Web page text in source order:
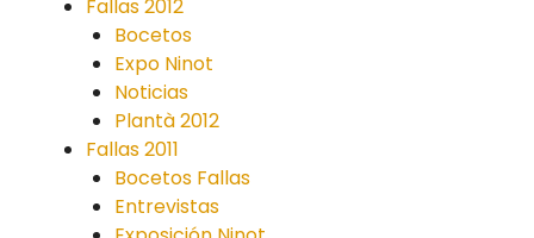
Fallas 2012
Bocetos
Expo Ninot
Noticias
Plantà 2012
Fallas 2011
Bocetos Fallas
Entrevistas